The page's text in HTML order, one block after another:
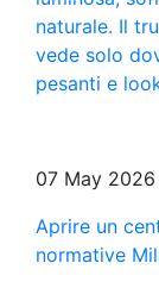
naturale. Il
vede solo
pesanti e
07 May 2026
Aprire un
normative